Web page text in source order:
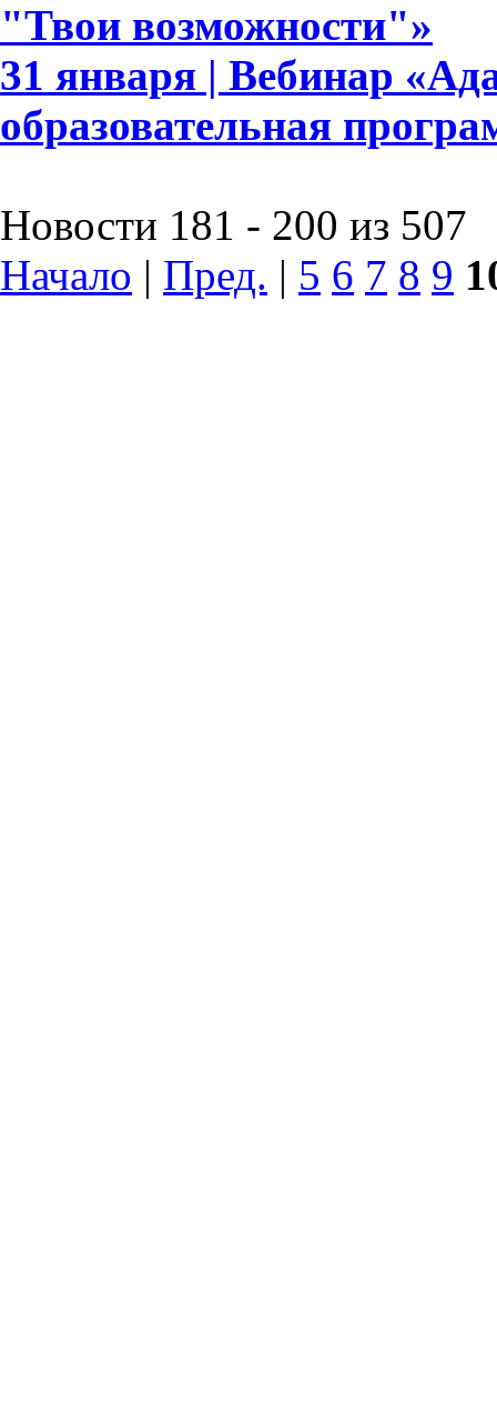
"Твои возможности"»
31 января | Вебинар
образовательная
Новости 181 - 200 из 507
Начало | Пред. | 5 6 7 8 9